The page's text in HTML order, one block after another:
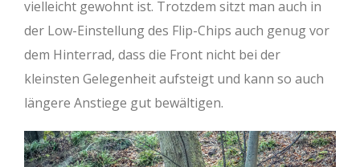
vielleicht gewohnt ist. Trotzdem sitzt man auch in
der Low-Einstellung des Flip-Chips auch genug vor
dem Hinterrad, dass die Front nicht bei der
kleinsten Gelegenheit aufsteigt und kann so auch
längere Anstiege gut bewältigen.